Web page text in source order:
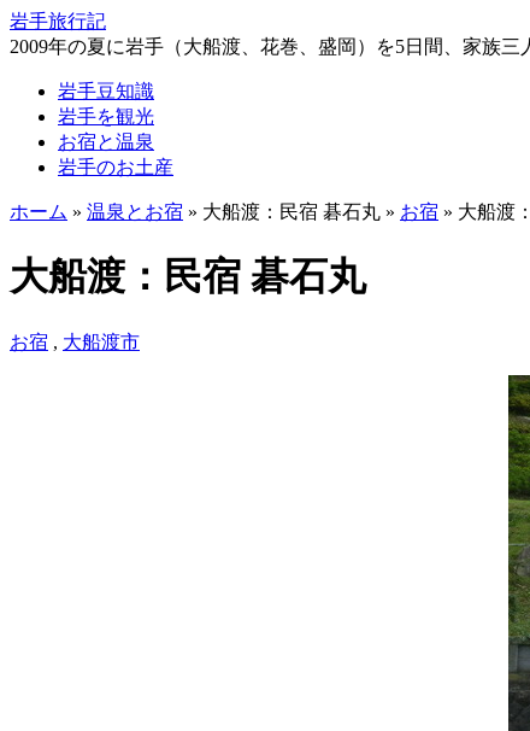
岩手旅行記
2009年の夏に岩手（大船渡、花巻、盛岡）を5日間、家族三
岩手豆知識
岩手を観光
お宿と温泉
岩手のお土産
ホーム » 温泉とお宿 » 大船渡：民宿 碁石丸 » お宿 » 大船渡
大船渡：民宿 碁石丸
お宿 , 大船渡市